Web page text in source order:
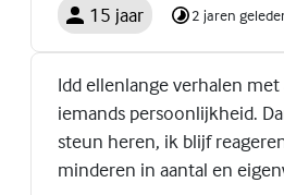
15 jaar 2 jaren
Idd ellenlange verhalen met
iemands persoonlijkheid.
steun heren, ik blijf
minderen in aantal en